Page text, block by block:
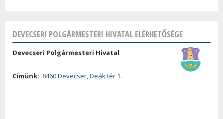
DEVECSERI POLGÁRMESTERI HIVATAL ELÉRHETŐSÉGE
Devecseri Polgármesteri Hivatal
Címünk: 8460 Devecser, Deák tér 1.